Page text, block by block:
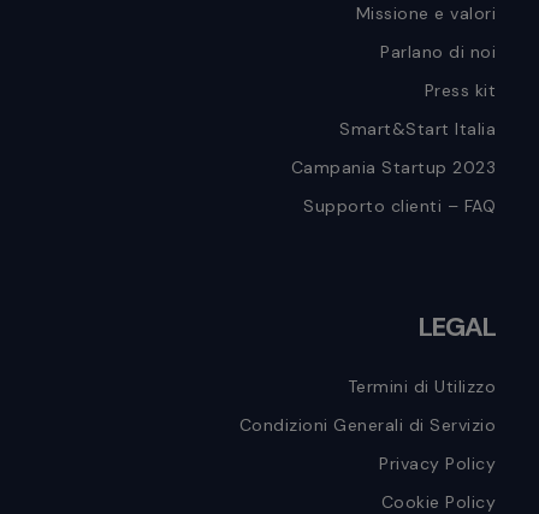
Missione e valori
Parlano di noi
Press kit
Smart&Start Italia
Campania Startup 2023
Supporto clienti – FAQ
LEGAL
Termini di Utilizzo
Condizioni Generali di Servizio
Privacy Policy
Cookie Policy